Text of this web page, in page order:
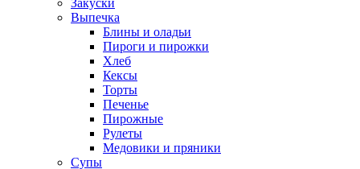
Выпечка
Блины и оладьи
Пироги и пирожки
Хлеб
Кексы
Торты
Печенье
Пирожные
Рулеты
Медовики и пряники
Супы